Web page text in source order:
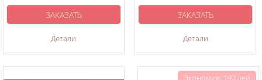
Детали
ЗАКАЗАТЬ
Детали
ЗАКАЗАТЬ
Экономия: 192 лей